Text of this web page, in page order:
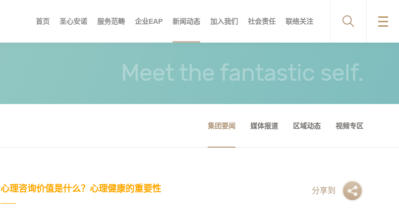
首页 圣心安诺 服务范畴 企业EAP 新闻动态 加入我们 社会责任 联络关注
品牌概况 咨询团队 咨询技术 门店环境 服务流程 品牌文化 企业荣誉
亲子教育 情绪问题 婚姻情感
EAP服务 专案服务 活动与培训 服务优势 服务流程 合作机构
集团要闻 媒体报道 区域动态 视频专区
职位信息
心理讲座 心理援助
Meet the fantastic self.
集团要闻 媒体报道 区域动态 视频专区
心理咨询价值是什么？心理健康的重要性
——
分享到